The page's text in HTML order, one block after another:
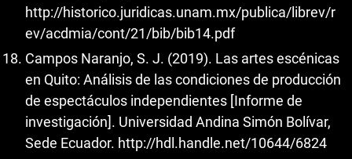
http://historico.juridicas.unam.mx/publica/librev/r
ev/acdmia/cont/21/bib/bib14.pdf
Campos Naranjo, S. J. (2019). Las artes escénicas
en Quito: Análisis de las condiciones de producción
de espectáculos independientes [Informe de
investigación]. Universidad Andina Simón Bolívar,
Sede Ecuador. http://hdl.handle.net/10644/6824